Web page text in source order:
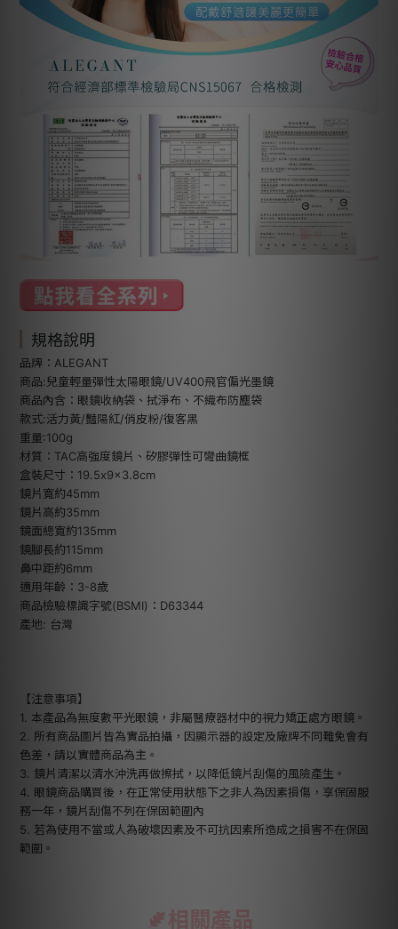
規格說明
品牌：ALEGANT
商品:兒童輕量彈性太陽眼鏡/UV400飛官偏光墨鏡
商品內含：眼鏡收納袋、拭淨布、不織布防塵袋
款式:活力黃/豔陽紅/俏皮粉/復客黑
重量:100g
材質：TAC高強度鏡片、矽膠彈性可彎曲鏡框
盒裝尺寸：19.5x9x3.8cm
鏡片寬約45mm
鏡片高約35mm
鏡面總寬約135mm
鏡腳長約115mm
鼻中距約6mm
適用年齡：3-8歲
商品檢驗標識字號(BSMI)：D63344
產地: 台灣
【注意事項】
1. 本產品為無度數平光眼鏡，非屬醫療器材中的視力矯正處方眼鏡。
2. 所有商品圖片皆為實品拍攝，因顯示器的設定及廠牌不同難免會有
色差，請以實體商品為主。
3. 鏡片清潔以清水沖洗再做擦拭，以降低鏡片刮傷的風險產生。
4. 眼鏡商品購買後，在正常使用狀態下之非人為因素損傷，享保固服
務一年，鏡片刮傷不列在保固範圍內
5. 若為使用不當或人為破壞因素及不可抗因素所造成之損害不在保固
範圍。
相關產品